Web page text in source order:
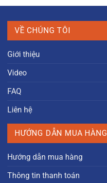
VỀ CHÚNG TÔI
Giới thiệu
Video
FAQ
Liên hệ
HƯỚNG DẪN MUA HÀNG
Hướng dẫn mua hàng
Thông tin thanh toán